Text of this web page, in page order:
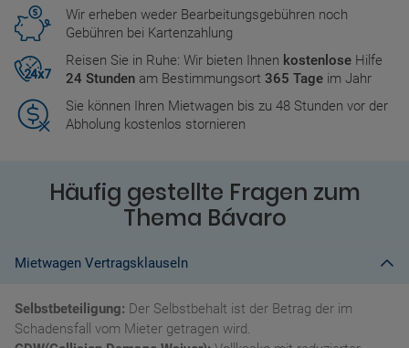
Wir erheben weder Bearbeitungsgebühren noch
Gebühren bei Kartenzahlung
Reisen Sie in Ruhe: Wir bieten Ihnen kostenlose Hilfe
24 Stunden am Bestimmungsort 365 Tage im Jahr
Sie können Ihren Mietwagen bis zu 48 Stunden vor der
Abholung kostenlos stornieren
Häufig gestellte Fragen zum
Thema Bávaro
Mietwagen Vertragsklauseln
Selbstbeteiligung: Der Selbstbehalt ist der Betrag der im
Schadensfall vom Mieter getragen wird.